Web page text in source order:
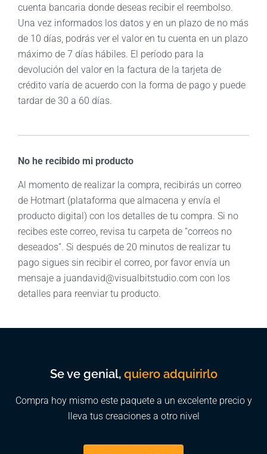
cuenta bancaria donde deseas recibir el reembolso.
Una vez informados los datos y en un plazo de no más
de 10 días, podrás ver el valor en tu cuenta en un plazo
máximo de 7 días hábiles. El período para la
devolución del valor en la factura de la tarjeta de
crédito varía de acuerdo con la forma de pago y puede
tardar de 30 a 60 días.
No he recibido mi producto
Al momento de realizar la compra, recibirás un correo
de Hotmart (plataforma que almacena y envía el
producto digital) con los detalles de tu compra. Si no
recibes este correo, revisa tu carpeta de “correos no
deseados”. Si después de 20 minutos de realizar tu
pago sigues sin recibir el correo, por favor envía un
mensaje a juandavid@visualbitstudio.com con los
detalles para reenviar tu producto.
Se ve genial, quiero adquirirlo
Compra hoy mismo este paquete a un excelente precio y
lleva tus creaciones a otro nivel